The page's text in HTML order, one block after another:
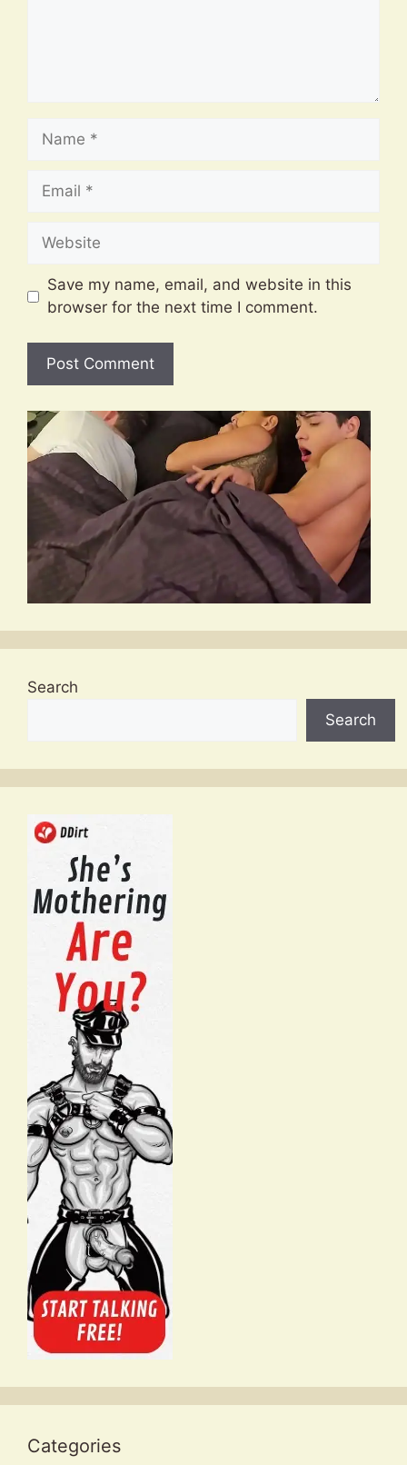
Name
Email
Website
Save my name, email, and website in this
browser for the next time I comment.
Search
Search
Categories